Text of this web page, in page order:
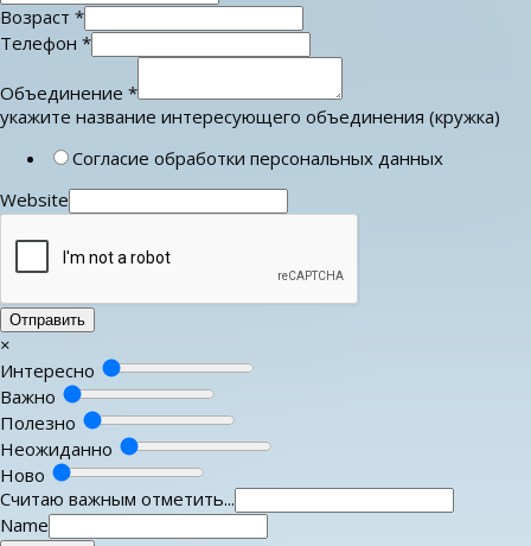
Возраст *
Телефон *
Объединение *
укажите название интересующего объединения (кружка)
Согласие обработки персональных данных
Website
Отправить
×
Интересно
Важно
Полезно
Неожиданно
Ново
Считаю важным отметить...
Name